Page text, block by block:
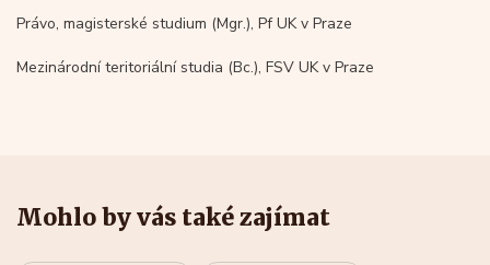
Právo, magisterské studium (Mgr.), Pf UK v Praze
Mezinárodní teritoriální studia (Bc.), FSV UK v Praze
Mohlo by vás také zajímat